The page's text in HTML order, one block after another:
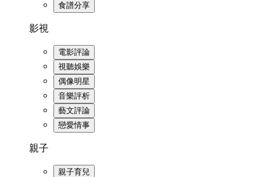
食譜分享
影視
電影評論
視聽娛樂
偶像明星
音樂評析
藝文評論
戀愛情事
親子
親子育兒